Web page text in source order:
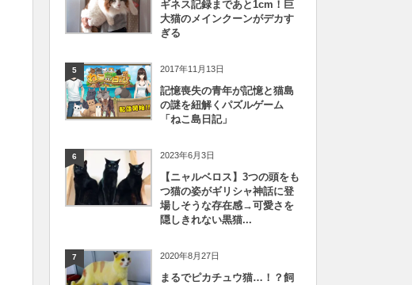
ギネス記録まであと1cm！巨
大猫のメインクーンがデカす
ぎる
5 2017年11月13日
記憶喪失の青年が記憶と猫島
の謎を紐解くパズルゲーム
「ねこ島日記」
6 2023年6月3日
【ニャルベロス】3つの頭をも
つ猫の姿がギリシャ神話に登
場しそうな存在感→可愛さを
隠しきれない黒猫...
7 2020年8月27日
まるでピカチュウ猫…！？飼